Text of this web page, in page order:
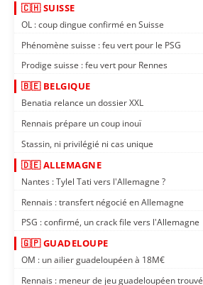
🇨🇭 SUISSE
OL : coup dingue confirmé en Suisse
Phénomène suisse : feu vert pour le PSG
Prodige suisse : feu vert pour Rennes
🇧🇪 BELGIQUE
Benatia relance un dossier XXL
Rennais prépare un coup inouï
Stassin, ni privilégié ni cas unique
🇩🇪 ALLEMAGNE
Nantes : Tylel Tati vers l'Allemagne ?
Rennais : transfert négocié en Allemagne
PSG : confirmé, un crack file vers l'Allemagne
🇬🇵 GUADELOUPE
OM : un ailier guadeloupéen à 18M€
Rennais : meneur de jeu guadeloupéen trouvé